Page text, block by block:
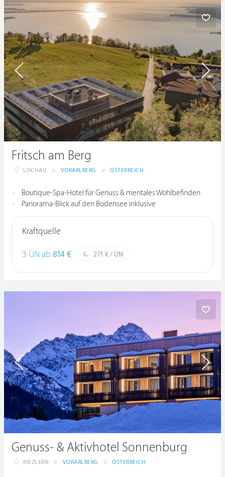
Fritsch am Berg
LOCHAU > VORARLBERG > ÖSTERREICH
Boutique-Spa-Hotel für Genuss & mentales Wohlbefinden
Panorama-Blick auf den Bodensee inklusive
Kraftquelle
3 ÜN ab 814 € 271 € / ÜN
Genuss- & Aktivhotel Sonnenburg
RIEZLERN > VORARLBERG > ÖSTERREICH